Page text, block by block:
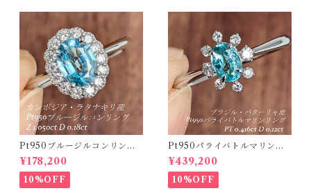
Pt950ブルージルコンリング
カンボジア・ラタナキリ産 ブ
ルージルコン 1.050ct ダイヤ
モンド 0.18ct【PRO20868
4】
¥178,200
10%OFF
Pt950パライバトルマリンリ
ング ブラジル・バターリャ産
パライバトルマリン 0.416ct
ダイヤモンド 0.12ct【PRO2
07538】
¥439,200
10%OFF